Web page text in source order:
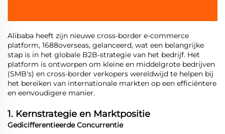
Alibaba heeft zijn nieuwe cross-border e-commerce
platform, 1688overseas, gelanceerd, wat een belangrijke
stap is in het globale B2B-strategie van het bedrijf. Het
platform is ontworpen om kleine en middelgrote bedrijven
(SMB's) en cross-border verkopers wereldwijd te helpen bij
het bereiken van internationale markten op een efficiëntere
en eenvoudigere manier.
1. Kernstrategie en Marktpositie
Gedicifferentieerde Concurrentie